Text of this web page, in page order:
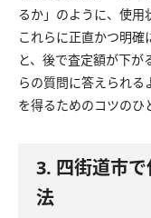
るか」のように、使用
これらに正直かつ明確
と、後で査定額が下
らの質問に答えられ
を得るためのコツのひ
3. 四街道市
法